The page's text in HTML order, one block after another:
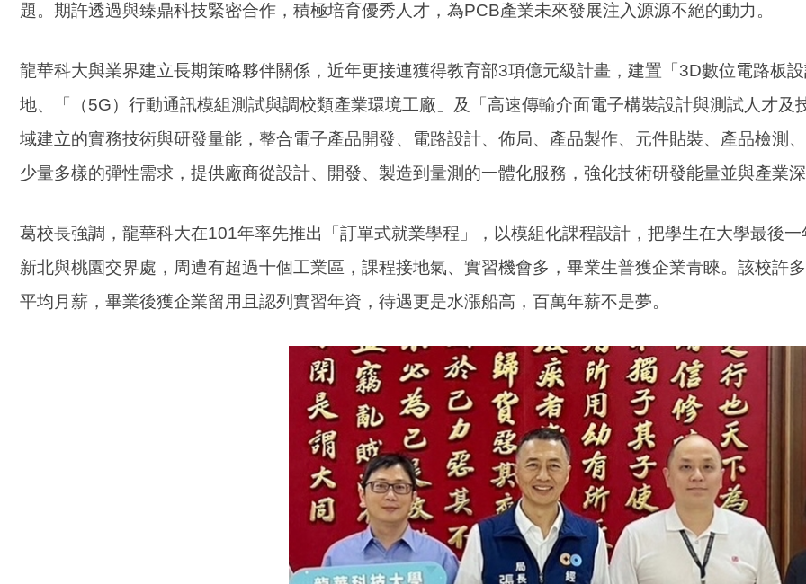
題。期許透過與臻鼎科技緊密合作，積極培育優秀人才，為PCB產業未來發展注入源源不絕的動力。
龍華科大與業界建立長期策略夥伴關係，近年更接連獲得教育部3項億元級計畫，建置「3D數位電路板
地、「（5G）行動通訊模組測試與調校類產業環境工廠」及「高速傳輸介面電子構裝設計與測試人才
域建立的實務技術與研發量能，整合電子產品開發、電路設計、佈局、產品製作、元件貼裝、產品檢測
少量多樣的彈性需求，提供廠商從設計、開發、製造到量測的一體化服務，強化技術研發能量並與產業
葛校長強調，龍華科大在101年率先推出「訂單式就業學程」，以模組化課程設計，把學生在大學最後
新北與桃園交界處，周遭有超過十個工業區，課程接地氣、實習機會多，畢業生普獲企業青睞。該校許
平均月薪，畢業後獲企業留用且認列實習年資，待遇更是水漲船高，百萬年薪不是夢。